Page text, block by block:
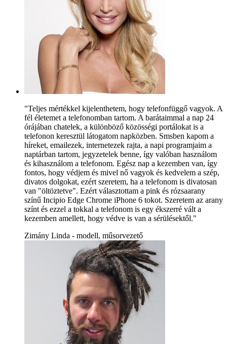
"Teljes mértékkel kijelenthetem, hogy telefonfüggő vagyok. A
fél életemet a telefonomban tartom. A barátaimmal a nap 24
órájában chatelek, a különböző közösségi portálokat is a
telefonon keresztül látogatom napközben. Smsben kapom a
híreket, emailezek, internetezek rajta, a napi programjaim a
naptárban tartom, jegyzetelek benne, így valóban használom
és kihasználom a telefonom. Egész nap a kezemben van, így
fontos, hogy védjem és mivel nő vagyok és kedvelem a szép,
divatos dolgokat, ezért szeretem, ha a telefonom is divatosan
van "öltöztetve". Ezért választottam a pink és rózsaarany
színű Incipio Edge Chrome iPhone 6 tokot. Szeretem az arany
színt és ezzel a tokkal a telefonom is egy ékszerré vált a
kezemben amellett, hogy védve is van a sérülésektől."
Zimány Linda - modell, műsorvezető